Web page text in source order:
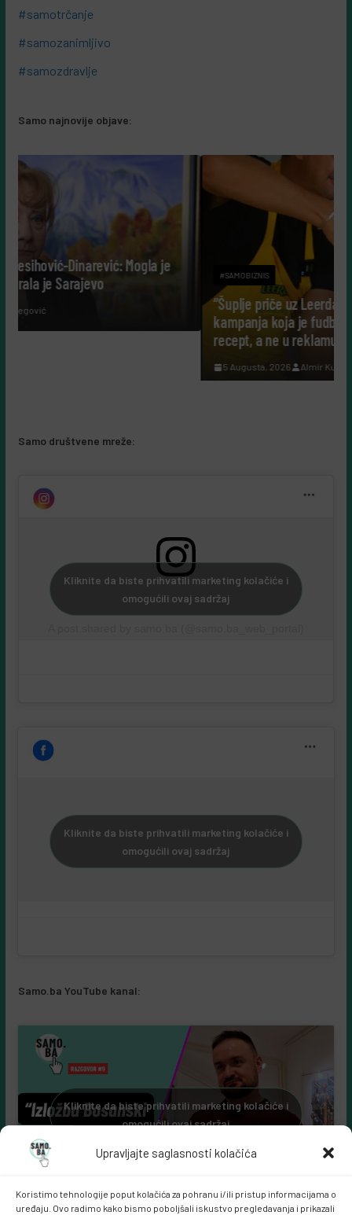
Upravljajte saglasnosti kolačića
Koristimo tehnologije poput kolačića za pohranu i/ili pristup informacijama o
uređaju. Ovo radimo kako bismo poboljšali iskustvo pregledavanja i prikazali
#samotrčanje
#samozanimljivo
#samozdravlje
Samo najnovije objave:
“Šuplje priče uz Leerdammer”: marketinška
kampanja koja je fudbalsku groznicu pretvorila u
Samo društvene mreže:
Kliknite da biste prihvatili marketing kolačiće i
omogućili ovaj sadržaj
Kliknite da biste prihvatili marketing kolačiće i
omogućili ovaj sadržaj
Samo.ba YouTube kanal:
Kliknite da biste prihvatili marketing kolačiće i